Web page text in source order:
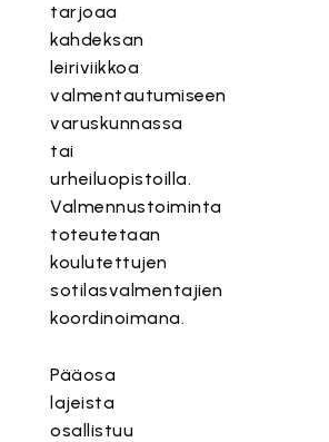
tarjoaa
kahdeksan
leiriviikkoa
valmentautumiseen
varuskunnassa
tai
urheiluopistoilla.
Valmennustoiminta
toteutetaan
koulutettujen
sotilasvalmentajien
koordinoimana.
Pääosa
lajeista
osallistuu